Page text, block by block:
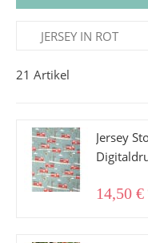
JERSEY IN ROT
21 Artikel
Jersey
14,50 €